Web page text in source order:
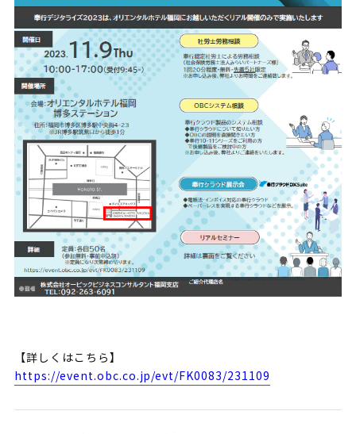
【詳しくはこちら】
https://event.obc.co.jp/evt/FK0083/231109